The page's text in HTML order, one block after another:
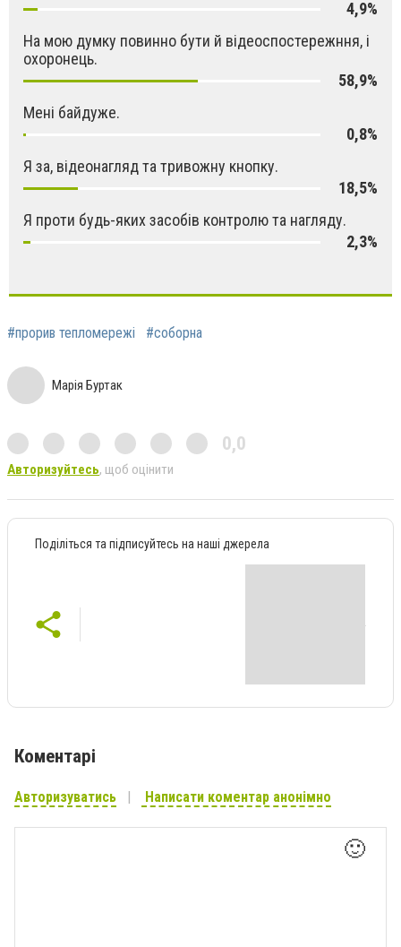
4,9%
На мою думку повинно бути й відеоспостережння, і
охоронець.
58,9%
Мені байдуже.
0,8%
Я за, відеонагляд та тривожну кнопку.
18,5%
Я проти будь-яких засобів контролю та нагляду.
2,3%
#прорив тепломережі #соборна
Марія Буртак
0,0
Авторизуйтесь, щоб оцінити
Поділіться та підписуйтесь на наші джерела
Коментарі
Авторизуватись Написати коментар анонімно
🙂